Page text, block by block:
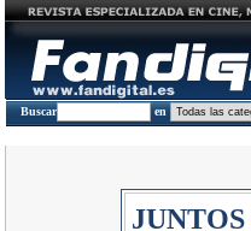
Buscar en